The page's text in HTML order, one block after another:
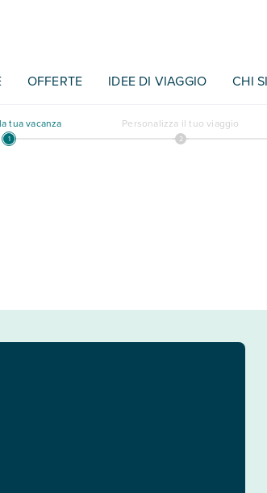
OFFERTE IDEE DI VIAGGIO CHI
tua vacanza Personalizza il tuo viaggio